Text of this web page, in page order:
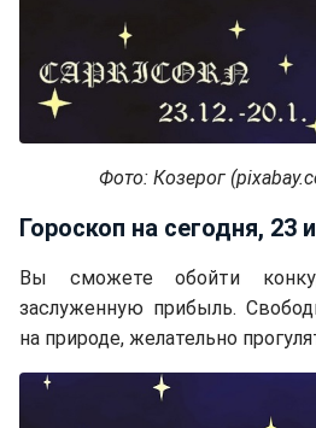
Фото: Козерог
Гороскоп на сегодня, 23
Вы сможете обойти
заслуженную прибыль.
на природе, желательно